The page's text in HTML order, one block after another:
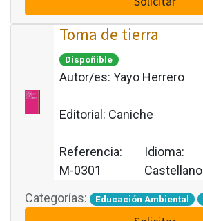
Toma de tierra
Dispoñible
Autor/es:Yayo Herrero
Editorial: Caniche
Referencia:
M-0301
Idioma:
Castellano
Categorías: Educación Ambiental